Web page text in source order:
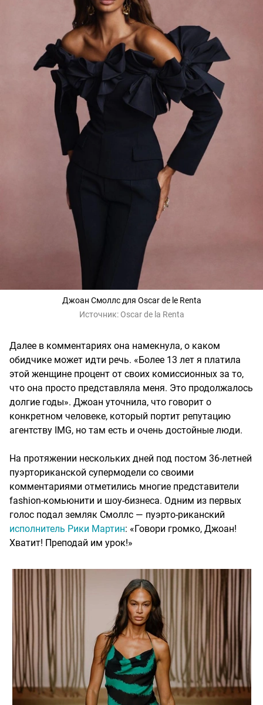
Джоан Смоллс для Oscar de le Renta
Источник: Oscar de la Renta
Далее в комментариях она намекнула, о каком
обидчике может идти речь. «Более 13 лет я платила
этой женщине процент от своих комиссионных за то,
что она просто представляла меня. Это продолжалось
долгие годы». Джоан уточнила, что говорит о
конкретном человеке, который портит репутацию
агентству IMG, но там есть и очень достойные люди.
На протяжении нескольких дней под постом 36-летней
пуэрториканской супермодели со своими
комментариями отметились многие представители
fashion-комьюнити и шоу-бизнеса. Одним из первых
голос подал земляк Смоллс — пуэрто-риканский
исполнитель Рики Мартин: «Говори громко, Джоан!
Хватит! Преподай им урок!»